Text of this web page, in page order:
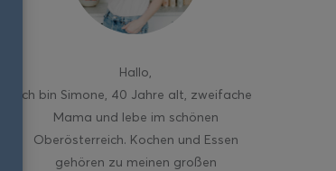
Hallo
ich bin Simone, 40 Jahre alt, zweifache
Mama und lebe im schönen
Oberösterreich. Kochen und Essen
gehören zu meinen großen